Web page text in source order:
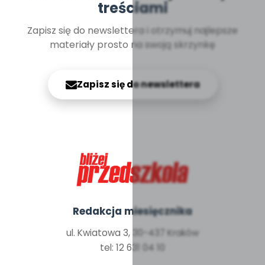
treściami
Zapisz się do newslettera i otrzymuj najlepsze
materiały prosto na swoją skrzynkę
Zapisz się do newslettera
Redakcja miesięcznika
ul. Kwiatowa 3, 30-437 Kraków
tel: 12 631 04 10